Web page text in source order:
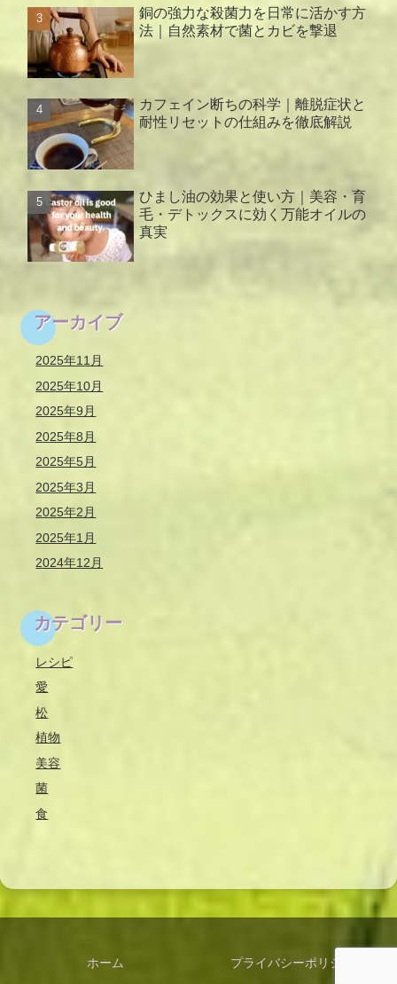
銅の強力な殺菌力を日常に活かす方
法｜自然素材で菌とカビを撃退
カフェイン断ちの科学｜離脱症状と
耐性リセットの仕組みを徹底解説
ひまし油の効果と使い方｜美容・育
毛・デトックスに効く万能オイルの
真実
アーカイブ
2025年11月
2025年10月
2025年9月
2025年8月
2025年5月
2025年3月
2025年2月
2025年1月
2024年12月
カテゴリー
レシピ
愛
松
植物
美容
菌
食
ホーム
プライバシーポリシー